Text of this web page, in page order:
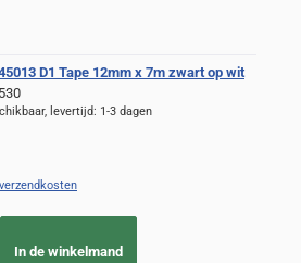
D1 Tape 12mm x 7m zwart op wit
levertijd: 1-3 dagen
In de winkelmand